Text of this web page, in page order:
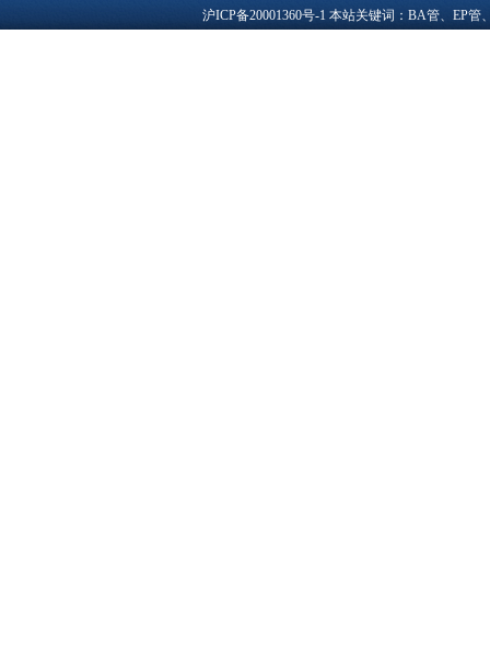
沪ICP备20001360号-1 本站关键词：BA管、EP管